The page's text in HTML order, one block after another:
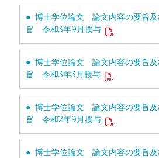
● 博士学位論文 論文内容の要旨及
旨 令和3年9月授与
● 博士学位論文 論文内容の要旨及
旨 令和3年3月授与
● 博士学位論文 論文内容の要旨及
旨 令和2年9月授与
● 博士学位論文 論文内容の要旨及